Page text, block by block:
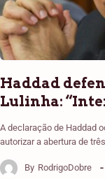
Haddad
Lulinha:
A declaração de Haddad
autorizar a abertura de
By RodrigoDobre